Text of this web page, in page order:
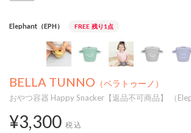
Elephant（EPH） FREE 残り1点
BELLA TUNNO （ベラトゥーノ）
おやつ容器 Happy Snacker【返品不可商品】 （
¥3,300 税込